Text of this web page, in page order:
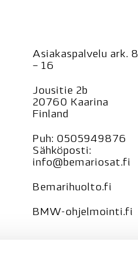
Asiakaspalvelu ark. 8
– 16
Jousitie 2b
20760 Kaarina
Finland
Puh: 0505949876
Sähköposti:
info@bemariosat.fi
Bemarihuolto.fi
BMW-ohjelmointi.fi